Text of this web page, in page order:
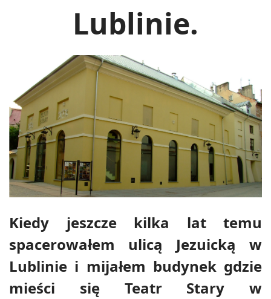
Lublinie.
Kiedy jeszcze kilka lat temu
spacerowałem ulicą Jezuicką w
Lublinie i mijałem budynek gdzie
mieści się Teatr Stary w